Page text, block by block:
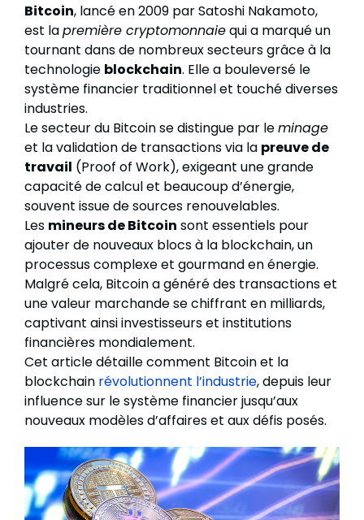
Bitcoin, lancé en 2009 par Satoshi Nakamoto,
est lapremière cryptomonnaiequi a marqué un
tournant dans de nombreux secteurs grâce à la
technologie blockchain. Elle a bouleversé le
système financier traditionnel et touché diverses
industries.
Le secteur du Bitcoin se distingue par leminage
et la validation de transactions via la preuve de
travail (Proof of Work), exigeant une grande
capacité de calcul et beaucoup d’énergie,
souvent issue de sources renouvelables.
Les mineurs de Bitcoin sont essentiels pour
ajouter de nouveaux blocs à la blockchain, un
processus complexe et gourmand en énergie.
Malgré cela, Bitcoin a généré des transactions et
une valeur marchande se chiffrant en milliards,
captivant ainsi investisseurs et institutions
financières mondialement.
Cet article détaille comment Bitcoin et la
blockchain révolutionnent l’industrie, depuis leur
influence sur le système financier jusqu’aux
nouveaux modèles d’affaires et aux défis posés.